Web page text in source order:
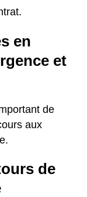
en
et
de
aux
de